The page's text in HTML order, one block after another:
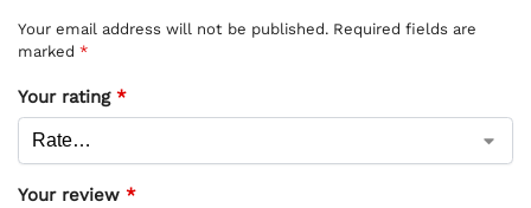
Your email address will not be published. Required fields are
marked *
Your rating *
Your review *